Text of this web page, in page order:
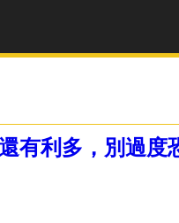
有利多，別過度